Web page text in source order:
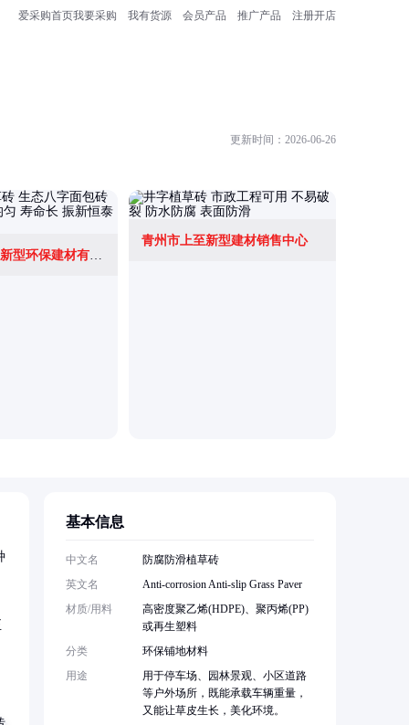
爱采购首页我要采购 我有货源 会员产品 推广产品 注册开店
更新时间：2026-06-26
武汉振新恒泰新型环保建材有限公司
青州市上至新型建材销售中心
基本信息
中文名
防腐防滑植草砖
英文名
Anti-corrosion Anti-slip Grass Paver
材质/用料
高密度聚乙烯(HDPE)、聚丙烯(PP)
或再生塑料
分类
环保铺地材料
用途
用于停车场、园林景观、小区道路
等户外场所，既能承载车辆重量，
又能让草皮生长，美化环境。